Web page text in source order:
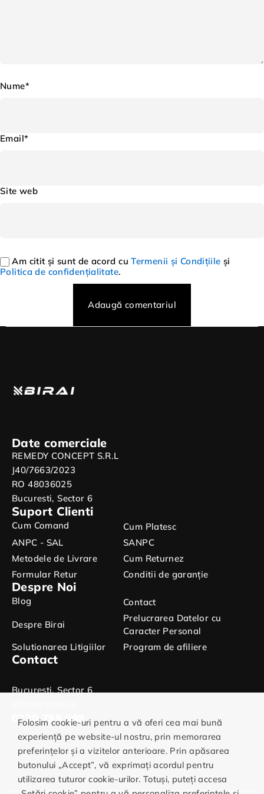
Nume*
Email*
Site web
Am citit și sunt de acord cuTermenii și Condițiile și
Politica de confidențialitate.
Adaugă comentariul
Date comerciale
REMEDY CONCEPT S.R.L
J40/7663/2023
RO 48036025
Bucuresti, Sector 6
Suport Clienti
Cum Comand
Cum Platesc
ANPC - SAL
SANPC
Metodele de Livrare
Cum Returnez
Formular Retur
Conditii de garanție
Despre Noi
Blog
Contact
Despre Birai
Prelucrarea Datelor cu
Caracter Personal
Solutionarea Litigiilor
Program de afiliere
Contact
Bucuresti, Sector 6
0730.799.098
Folosim cookie-uri pentru a vă oferi cea mai bună
experiență pe website-ul nostru, prin memorarea
preferințelor și a vizitelor anterioare. Prin apăsarea
butonului „Accept”, vă exprimați acordul pentru
utilizarea tuturor cookie-urilor. Totuși, puteți accesa